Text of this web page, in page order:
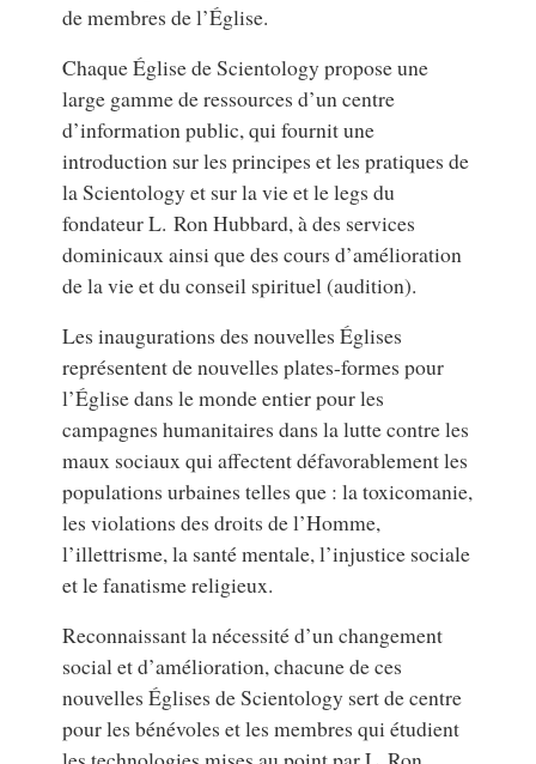
de membres de l’Église.
Chaque Église de Scientology propose une
large gamme de ressources d’un centre
d’information public, qui fournit une
introduction sur les principes et les pratiques de
la Scientology et sur la vie et le legs du
fondateur L. Ron Hubbard, à des services
dominicaux ainsi que des cours d’amélioration
de la vie et du conseil spirituel (audition).
Les inaugurations des nouvelles Églises
représentent de nouvelles plates-formes pour
l’Église dans le monde entier pour les
campagnes humanitaires dans la lutte contre les
maux sociaux qui affectent défavorablement les
populations urbaines telles que : la toxicomanie,
les violations des droits de l’Homme,
l’illettrisme, la santé mentale, l’injustice sociale
et le fanatisme religieux.
Reconnaissant la nécessité d’un changement
social et d’amélioration, chacune de ces
nouvelles Églises de Scientology sert de centre
pour les bénévoles et les membres qui étudient